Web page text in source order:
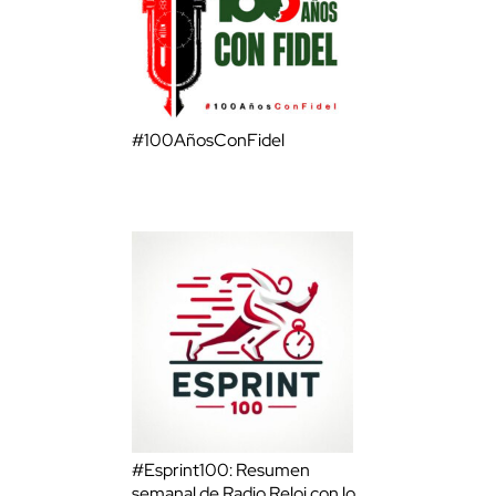
#100AñosConFidel
#Esprint100: Resumen